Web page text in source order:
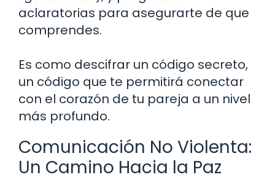
aclaratorias para asegurarte de que
comprendes.
Es como descifrar un código secreto,
un código que te permitirá conectar
con el corazón de tu pareja a un nivel
más profundo.
Comunicación No Violenta:
Un Camino Hacia la Paz